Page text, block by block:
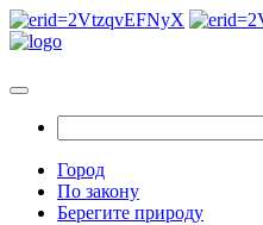
Город
По закону
Берегите природу